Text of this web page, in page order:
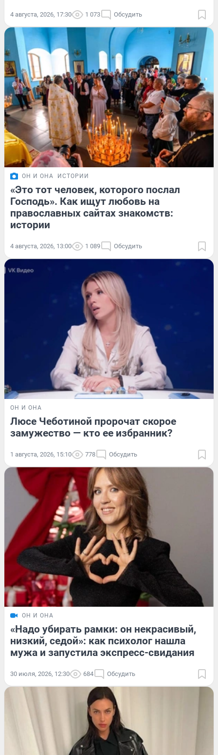
4 августа, 2026, 17:30 1 073 Обсудить
ОН И ОНА ИСТОРИИ
«Это тот человек, которого послал
Господь». Как ищут любовь на
православных сайтах знакомств:
истории
4 августа, 2026, 13:00 1 089 Обсудить
ОН И ОНА
Люсе Чеботиной пророчат скорое
замужество — кто ее избранник?
1 августа, 2026, 15:10 778 Обсудить
ОН И ОНА
«Надо убирать рамки: он некрасивый,
низкий, седой»: как психолог нашла
мужа и запустила экспресс-свидания
30 июля, 2026, 12:30 684 Обсудить